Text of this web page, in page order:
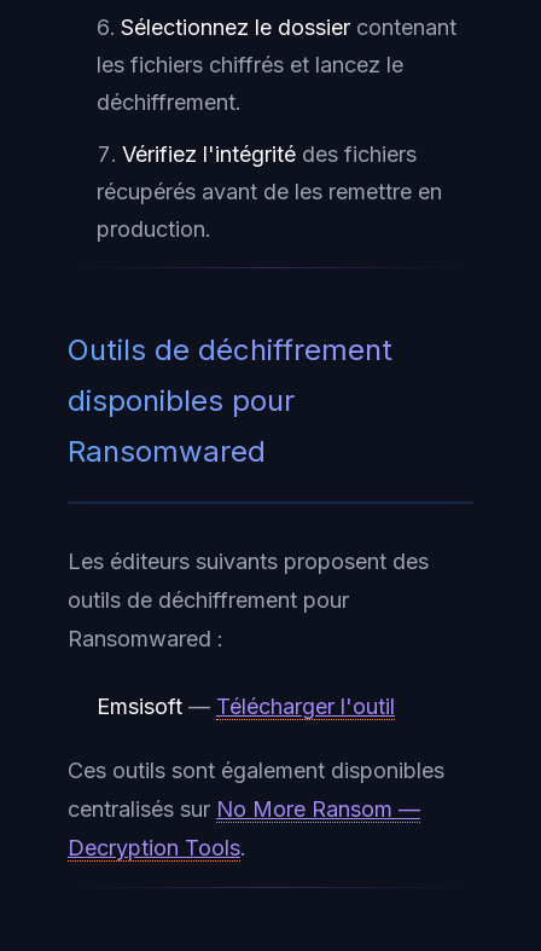
Sélectionnez le dossier contenant
les fichiers chiffrés et lancez le
déchiffrement.
Vérifiez l'intégrité des fichiers
récupérés avant de les remettre en
production.
Outils de déchiffrement
disponibles pour
Ransomwared
Les éditeurs suivants proposent des
outils de déchiffrement pour
Ransomwared :
Emsisoft — Télécharger l'outil
Ces outils sont également disponibles
centralisés sur No More Ransom —
Decryption Tools.